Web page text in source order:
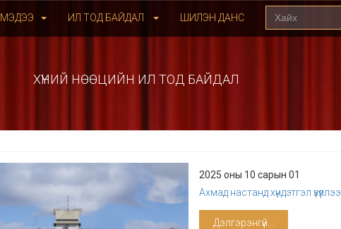
МЭДЭЭ ИЛ ТОД БАЙДАЛ ШИЛЭН ДАНС
ХҮНИЙ НӨӨЦИЙН ИЛ ТОД БАЙДАЛ
2025 оны 10 сарын 01
Ахмад настанд хүндэтгэл үзүүллээ
Дэлгэрэнгүй...